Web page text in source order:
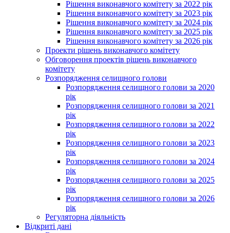
Рішення виконавчого комітету за 2022 рік
Рішення виконавчого комітету за 2023 рік
Рішення виконавчого комітету за 2024 рік
Рішення виконавчого комітету за 2025 рік
Рішення виконавчого комітету за 2026 рік
Проекти рішень виконавчого комітету
Обговорення проектів рішень виконавчого
комітету
Розпорядження селищного голови
Розпорядження селищного голови за 2020
рік
Розпорядження селищного голови за 2021
рік
Розпорядження селищного голови за 2022
рік
Розпорядження селищного голови за 2023
рік
Розпорядження селищного голови за 2024
рік
Розпорядження селищного голови за 2025
рік
Розпорядження селищного голови за 2026
рік
Регуляторна діяльність
Відкриті дані